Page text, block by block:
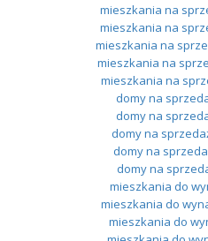
mieszkania na
mieszkania na
mieszkania na
mieszkania na
mieszkania na
domy na
domy na
domy na
domy na
domy na
mieszkania do
mieszkania do
mieszkania do